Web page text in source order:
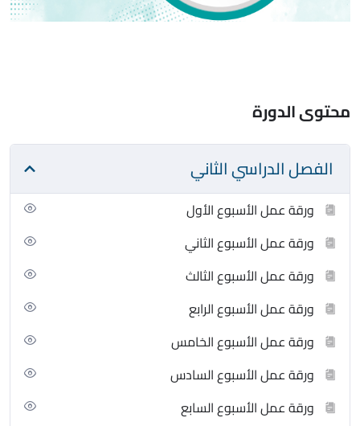
محتوى الدورة
الفصل الدراسي الثاني
ورقة عمل الأسبوع الأول
ورقة عمل الأسبوع الثاني
ورقة عمل الأسبوع الثالث
ورقة عمل الأسبوع الرابع
ورقة عمل الأسبوع الخامس
ورقة عمل الأسبوع السادس
ورقة عمل الأسبوع السابع